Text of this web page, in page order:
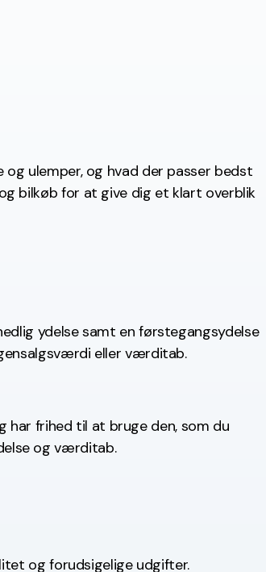
ulemper, og hvad der passer bedst
bilkøb for at give dig et klart overblik
ydelse samt en førstegangsydelse
eller værditab.
har frihed til at bruge den, som du
og værditab.
og forudsigelige udgifter.